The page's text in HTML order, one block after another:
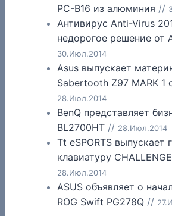
PC-B16 из алюминия //
Антивирус Anti-Virus
недорогое решение от
30.Июл.2014
Asus выпускает
Sabertooth Z97 MARK 1
28.Июл.2014
BenQ представляет
BL2700HT // 28.Июл.2014
Tt eSPORTS выпускает
клавиатуру
28.Июл.2014
ASUS объявляет о
ROG Swift PG278Q //